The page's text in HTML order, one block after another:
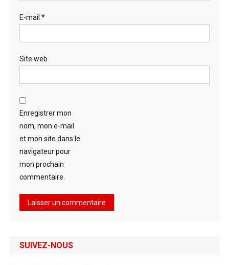
E-mail *
Site web
Enregistrer mon
nom, mon e-mail
et mon site dans le
navigateur pour
mon prochain
commentaire.
SUIVEZ-NOUS